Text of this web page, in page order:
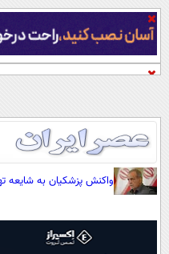
واکنش پزشکیان به شایعه